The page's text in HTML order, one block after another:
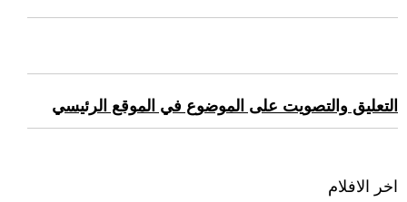
التعليق والتصويت على الموضوع في الموقع الرئيسي
اخر الافلام